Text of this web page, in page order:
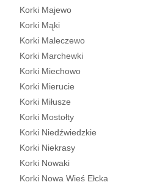
Korki Majewo
Korki Mąki
Korki Maleczewo
Korki Marchewki
Korki Miechowo
Korki Mierucie
Korki Miłusze
Korki Mostołty
Korki Niedźwiedzkie
Korki Niekrasy
Korki Nowaki
Korki Nowa Wieś Ełcka